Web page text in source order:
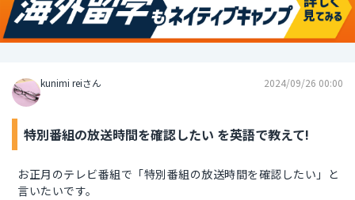
kunimi reiさん 2024/09/26 00:00
特別番組の放送時間を確認したい を英語で教えて!
お正月のテレビ番組で「特別番組の放送時間を確認したい」と
言いたいです。